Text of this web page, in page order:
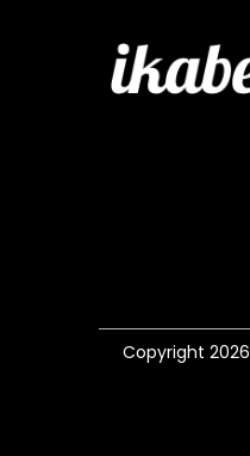
Copyright 2026